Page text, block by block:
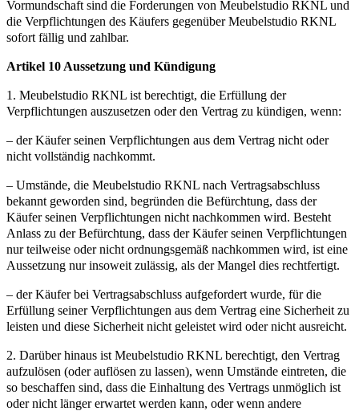
Vormundschaft sind die Forderungen von Meubelstudio RKNL und
die Verpflichtungen des Käufers gegenüber Meubelstudio RKNL
sofort fällig und zahlbar.
Artikel 10 Aussetzung und Kündigung
1. Meubelstudio RKNL ist berechtigt, die Erfüllung der
Verpflichtungen auszusetzen oder den Vertrag zu kündigen, wenn:
– der Käufer seinen Verpflichtungen aus dem Vertrag nicht oder
nicht vollständig nachkommt.
– Umstände, die Meubelstudio RKNL nach Vertragsabschluss
bekannt geworden sind, begründen die Befürchtung, dass der
Käufer seinen Verpflichtungen nicht nachkommen wird. Besteht
Anlass zu der Befürchtung, dass der Käufer seinen Verpflichtungen
nur teilweise oder nicht ordnungsgemäß nachkommen wird, ist eine
Aussetzung nur insoweit zulässig, als der Mangel dies rechtfertigt.
– der Käufer bei Vertragsabschluss aufgefordert wurde, für die
Erfüllung seiner Verpflichtungen aus dem Vertrag eine Sicherheit zu
leisten und diese Sicherheit nicht geleistet wird oder nicht ausreicht.
2. Darüber hinaus ist Meubelstudio RKNL berechtigt, den Vertrag
aufzulösen (oder auflösen zu lassen), wenn Umstände eintreten, die
so beschaffen sind, dass die Einhaltung des Vertrags unmöglich ist
oder nicht länger erwartet werden kann, oder wenn andere